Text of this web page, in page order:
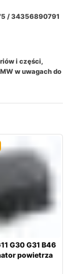
/ 34356890791
i części,
w uwagach do
G30 G31 B46
powietrza